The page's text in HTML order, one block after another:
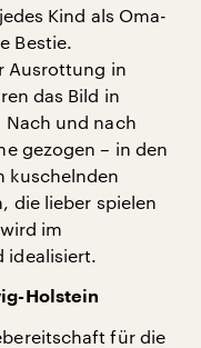
Kind als Oma-
Bestie.
Ausrottung in
das Bild in
und nach
gezogen – in den
kuschelnden
die lieber spielen
im
idealisiert.
Holstein
für die